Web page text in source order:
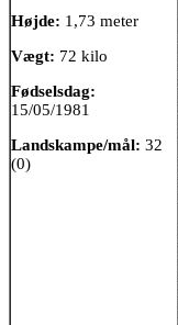
Højde: 1,73 meter
Vægt: 72 kilo
Fødselsdag:
15/05/1981
Landskampe/mål: 32
(0)